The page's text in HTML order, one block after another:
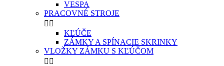
VESPA
PRACOVNÉ STROJE
 
KĽÚČE
ZÁMKY A SPÍNACIE SKRINKY
VLOŽKY ZÁMKU S KĽÚČOM
 